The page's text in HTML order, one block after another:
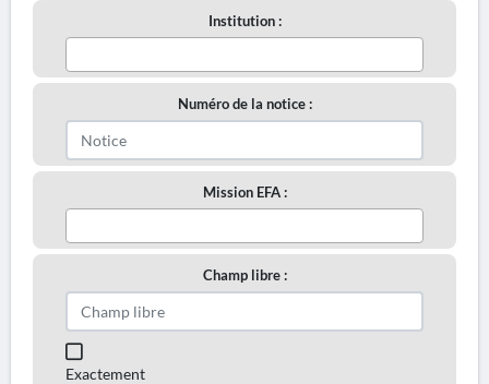
Institution :
Numéro de la notice :
Mission EFA :
Champ libre :
Exactement